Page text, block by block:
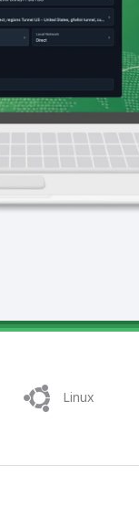
Linux